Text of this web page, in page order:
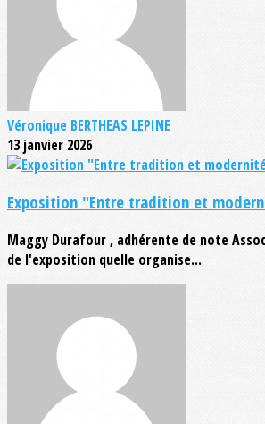
Véronique BERTHEAS LEPINE
13 janvier 2026
Exposition "Entre tradition et
Maggy Durafour , adhérente de note
de l'exposition quelle organise...